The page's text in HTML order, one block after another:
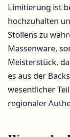
Limitierung ist
hochzuhalten
Stollens zu
Massenware,
Meisterstück,
es aus der
wesentlicher
regionaler